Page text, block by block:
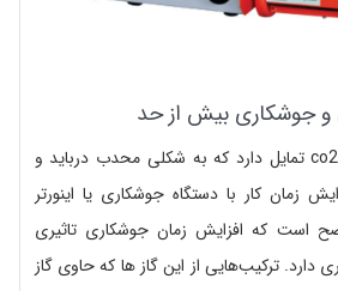
یک مهره جوش محافظ co2 تمایل دارد که به شکلی محدب درباید و
زمان کار با دستگاه جوشکاری یا اینورتر
است که افزایش زمان جوشکاری تاثیری
دارد. ترکیب‌هایی از این گاز ها که حاوی گاز